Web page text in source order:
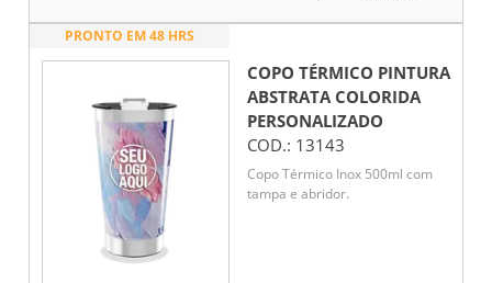
PRONTO EM 48 HRS
COPO TÉRMICO PINTURA
ABSTRATA COLORIDA
PERSONALIZADO
COD.: 13143
Copo Térmico Inox 500ml com
tampa e abridor.